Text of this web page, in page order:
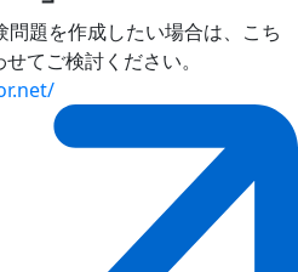
題を作成したい場合は、こち
てご検討ください。